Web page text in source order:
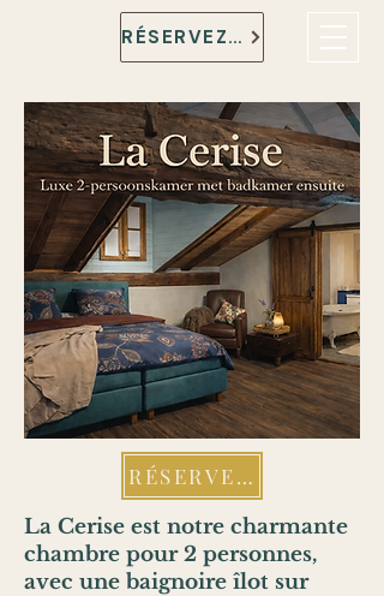
RÉSERVEZ MAINTENANT
RÉSERVEZ MAINTENANT
La Cerise est notre charmante
chambre pour 2 personnes,
avec une baignoire îlot sur